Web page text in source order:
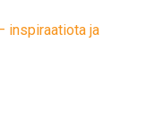
inspiraatiota ja